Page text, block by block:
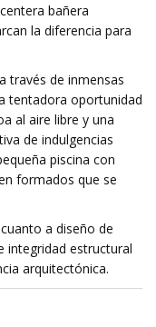
bañera
la diferencia para
través de inmensas
tentadora oportunidad
al aire libre y una
de indulgencias
piscina con
formados que se
a diseño de
integridad estructural
arquitectónica.